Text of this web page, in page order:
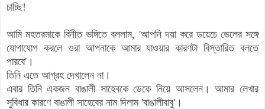
চাচ্ছি!
আমি মহতরমাকে বিনীত ভঙ্গিতে বললাম, 'আপনি দয়া করে ডয়েচে ভেলের সঙ্গে
যোগাযোগ করলে ওরা আপনাকে আমার যাওয়ার কারণটা বিস্তারিত বলতে
পারবে'।
তিনি এতে আগ্রহ দেখালেন না।
এবার তিনি একজন বাঙালী সাহেবকে ডেকে নিয়ে আসলেন। আমার লেখার
সুবিধার কারণে বাঙালী সাহেবের নাম দিলাম 'বাঙালীবাবু'।